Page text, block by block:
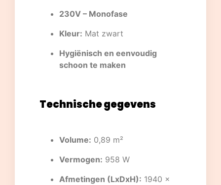
230V – Monofase
Kleur: Mat zwart
Hygiënisch en eenvoudig
schoon te maken
Technische gegevens
Volume: 0,89 m²
Vermogen: 958 W
Afmetingen (LxDxH): 1940 ×